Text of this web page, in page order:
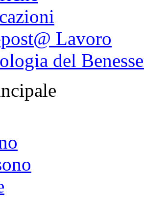
Lavoro
del